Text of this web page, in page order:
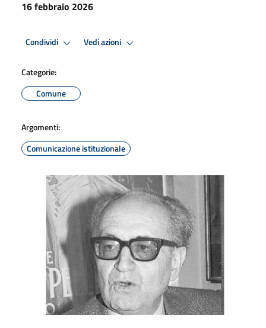
16 febbraio 2026
Condividi Vedi azioni
Categorie:
Comune
Argomenti:
Comunicazione istituzionale